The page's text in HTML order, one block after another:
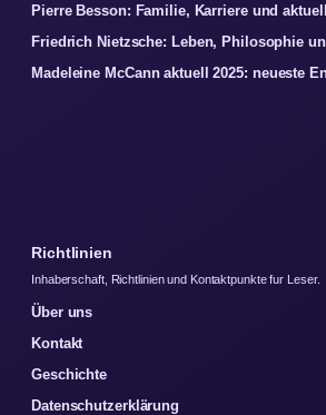
Pierre Besson: Familie, Karriere und
Friedrich Nietzsche: Leben, Philosophie
Madeleine McCann aktuell 2025: neueste
Richtlinien
Inhaberschaft, Richtlinien und Kontaktpunkte fur Leser.
Über uns
Kontakt
Geschichte
Datenschutzerklärung